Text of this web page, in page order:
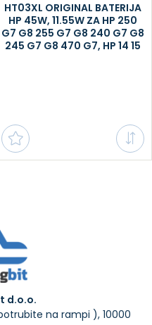
HT03XL ORIGINAL BATERIJA
HP 45W, 11.55W ZA HP 250
G7 G8 255 G7 G8 240 G7 G8
245 G7 G8 470 G7, HP 14 15
d.o.o.
na rampi ), 10000